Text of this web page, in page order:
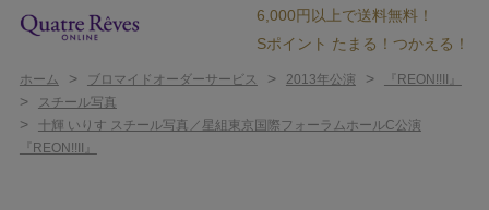
6,000円以上で送料無料！
Sポイント たまる！つかえる！
ホーム > ブロマイドオーダーサービス > 2013年公演 > 『REON!!II』
> スチール写真
>
十輝 いりす スチール写真／星組東京国際フォーラムホールC公演
『REON!!II』